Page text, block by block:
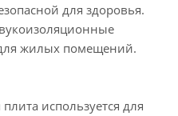
для здоровья.
жилых помещений.
используется для